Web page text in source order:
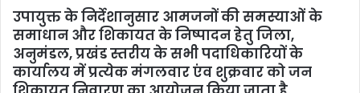
उपायुक्त के निर्देशानुसार आमजनों की समस्याओं के
समाधान और शिकायत के निष्पादन हेतु जिला,
अनुमंडल, प्रखंड स्तरीय के सभी पदाधिकारियों के
कार्यालय में प्रत्येक मंगलवार एंव शुक्रवार को जन